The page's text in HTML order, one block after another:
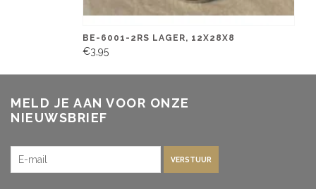
BE-6001-2RS LAGER, 12X28X8
€3,95
MELD JE AAN VOOR ONZE
NIEUWSBRIEF
VERSTUUR